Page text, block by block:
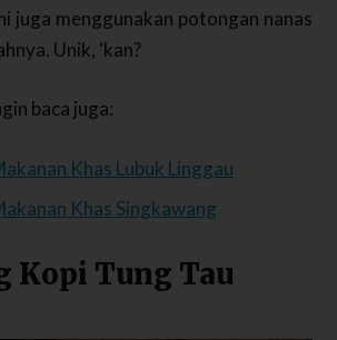
juga menggunakan potongan nanas
Unik, ‘kan?
baca juga:
Khas Lubuk Linggau
Khas Singkawang
Kopi Tung Tau